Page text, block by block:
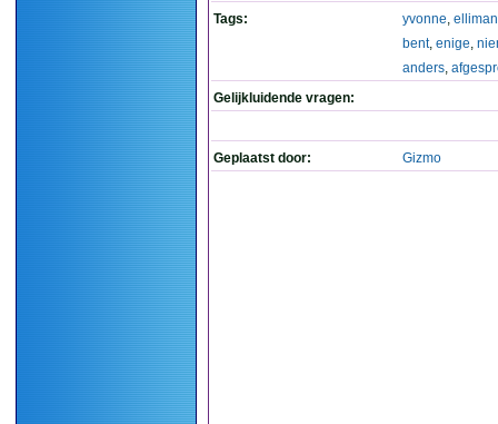
Tags:
yvonne, elliman
bent, enige,
anders,
Gelijkluidende vragen:
Geplaatst door: Gizmo